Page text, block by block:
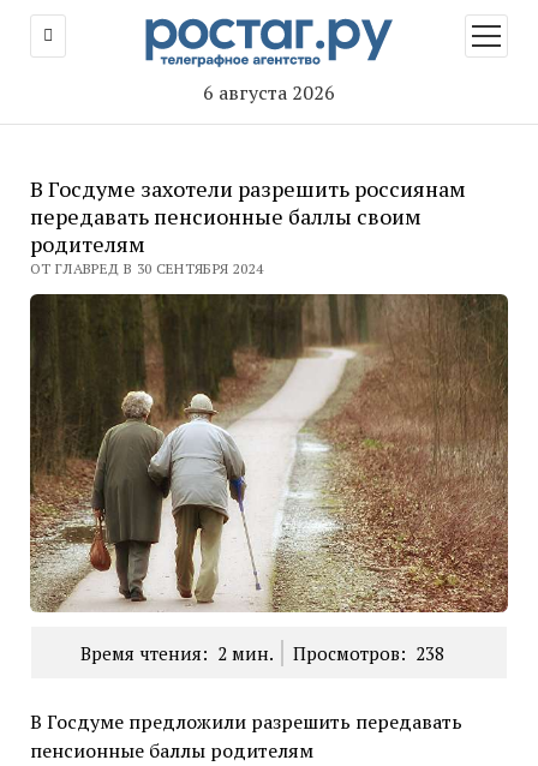
6 августа 2026
меню
В Госдуме захотели разрешить россиянам
передавать пенсионные баллы своим
родителям
ОТ ГЛАВРЕД В 30 СЕНТЯБРЯ 2024
Время чтения: 2 мин. Просмотров: 238
В Госдуме предложили разрешить передавать
пенсионные баллы родителям